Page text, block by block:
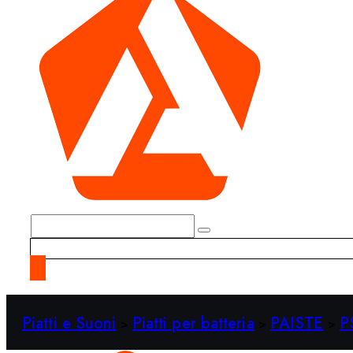
Piatti e Suoni Piatti per batteria PAISTE